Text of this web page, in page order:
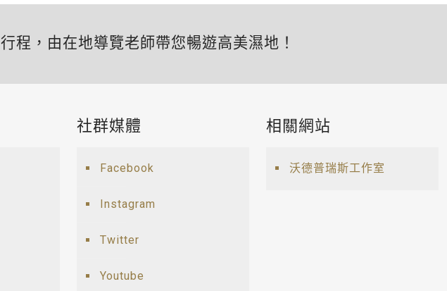
行程，由在地導覽老師帶您暢遊高美濕地！
社群媒體
Facebook
Instagram
Twitter
Youtube
相關網站
沃德普瑞斯工作室